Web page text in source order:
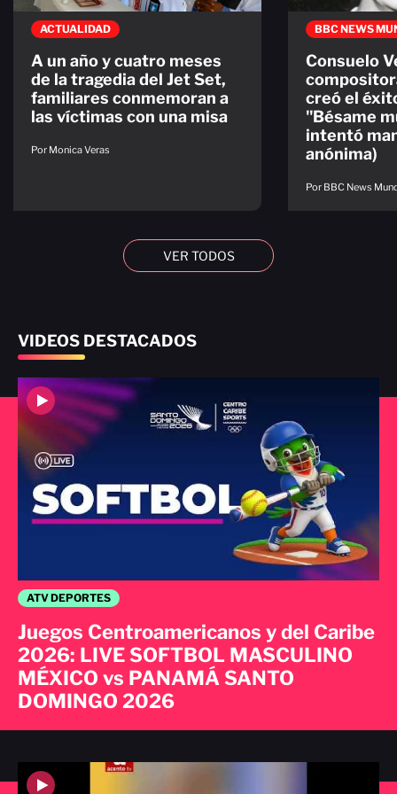
ACTUALIDAD
A un año y cuatro meses
de la tragedia del Jet Set,
familiares conmemoran a
las víctimas con una misa
Por Monica Veras
BBC NEWS
Consuelo
creó el
"Bésame
intentó
anónima)
Por BBC News
VER TODOS
VIDEOS DESTACADOS
ATV DEPORTES
Juegos Centroamericanos y del Caribe
2026: LIVE SOFTBOL MASCULINO
MÉXICO vs PANAMÁ SANTO
DOMINGO 2026